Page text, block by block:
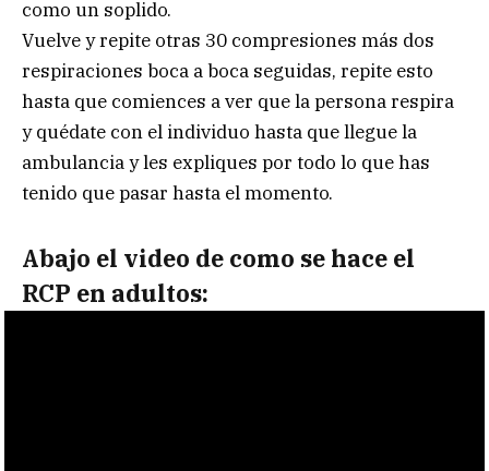
como un soplido.
Vuelve y repite otras 30 compresiones más dos
respiraciones boca a boca seguidas, repite esto
hasta que comiences a ver que la persona respira
y quédate con el individuo hasta que llegue la
ambulancia y les expliques por todo lo que has
tenido que pasar hasta el momento.
Abajo el video de como se hace el
RCP en adultos: